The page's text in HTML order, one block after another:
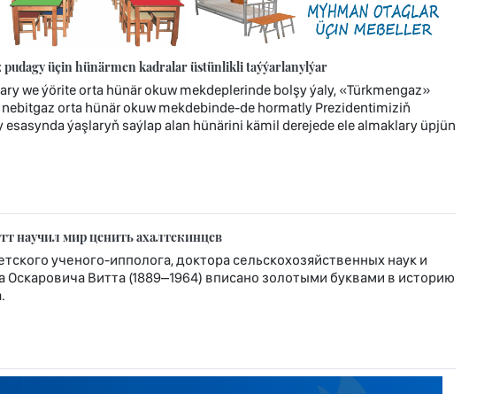
üçin hünärmen kadralar üstünlikli taýýarlanylýar
we ýörite orta hünär okuw mekdeplerinde bolşy ýaly, «Türkmengaz»
orta hünär okuw mekdebinde-de hormatly Prezidentimiziň
ýaşlaryň saýlap alan hünärini kämil derejede ele almaklary üpjün
научил мир ценить ахалтекинцев
ученого-ипполога, доктора сельскохозяйственных наук и
Витта (1889–1964) вписано золотыми буквами в историю